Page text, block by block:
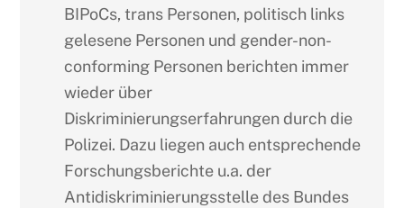
BIPoCs, trans Personen, politisch links
gelesene Personen und gender-non-
conforming Personen berichten immer
wieder über
Diskriminierungserfahrungen durch die
Polizei. Dazu liegen auch entsprechende
Forschungsberichte u.a. der
Antidiskriminierungsstelle des Bundes